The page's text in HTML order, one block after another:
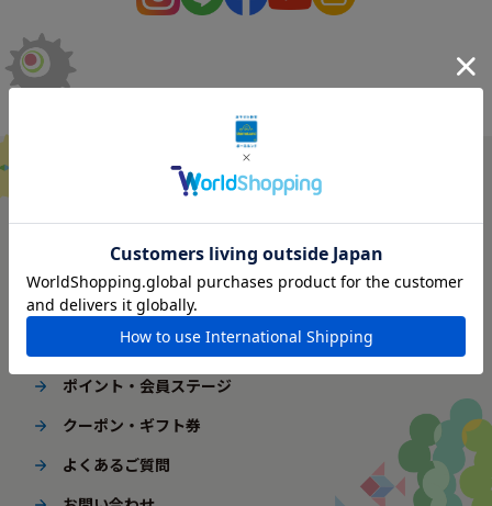
ご利用ガイド
はじめてご利用の方へ
配送・送料
ギフト包装
ポイント・会員ステージ
クーポン・ギフト券
よくあるご質問